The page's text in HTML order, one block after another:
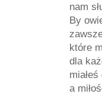
nam
By
które
dla
a